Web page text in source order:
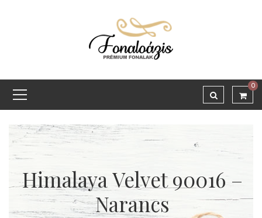
0
Himalaya Velvet 90016 –
Narancs